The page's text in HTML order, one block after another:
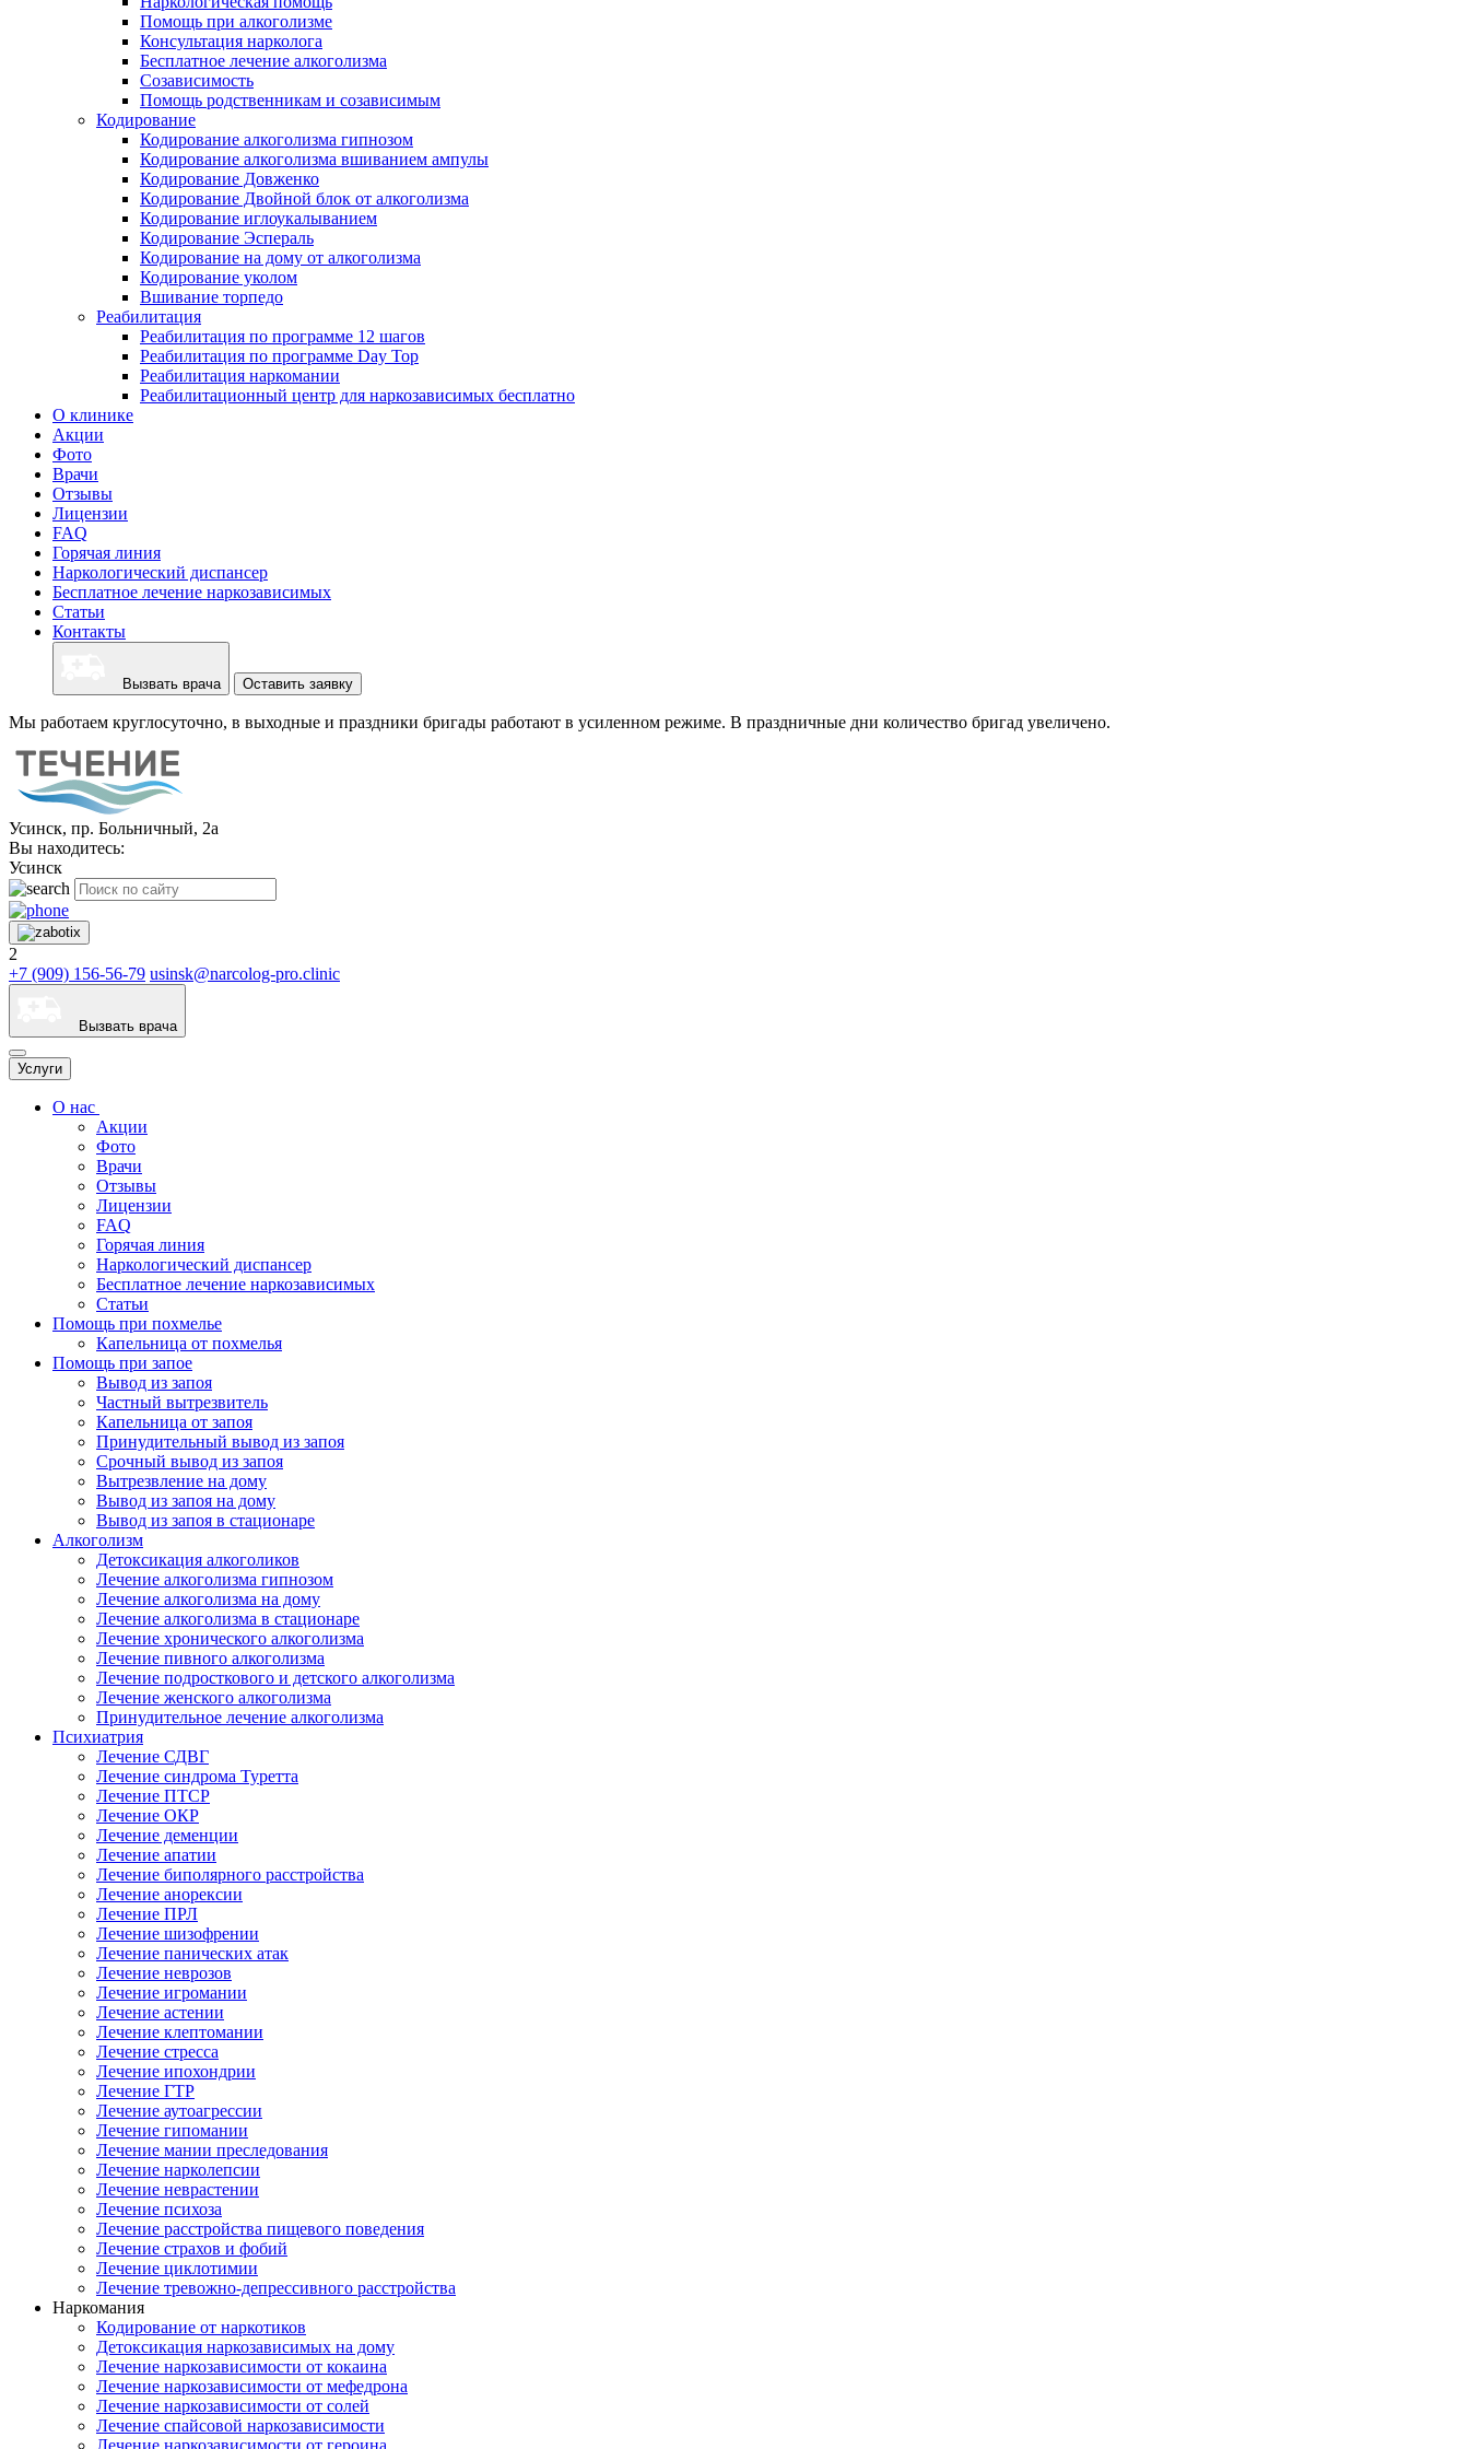
Помощь при алкоголизме
Консультация нарколога
Бесплатное лечение алкоголизма
Созависимость
Помощь родственникам и созависимым
Кодирование
Кодирование алкоголизма гипнозом
Кодирование алкоголизма вшиванием ампулы
Кодирование Довженко
Кодирование Двойной блок от алкоголизма
Кодирование иглоукалыванием
Кодирование Эспераль
Кодирование на дому от алкоголизма
Кодирование уколом
Вшивание торпедо
Реабилитация
Реабилитация по программе 12 шагов
Реабилитация по программе Day Top
Реабилитация наркомании
Реабилитационный центр для наркозависимых бесплатно
О клинике
Акции
Фото
Врачи
Отзывы
Лицензии
FAQ
Горячая линия
Наркологический диспансер
Бесплатное лечение наркозависимых
Статьи
Контакты
Вызвать врача Оставить заявку
Мы работаем круглосуточно, в выходные и праздники бригады работают в усиленном режиме. В праздничные дни количество бригад увеличено.
Усинск, пр. Больничный, 2а
Вы находитесь:
Усинск
2
+7 (909) 156-56-79 usinsk@narcolog-pro.clinic
Вызвать врача
Услуги
О нас
Акции
Фото
Врачи
Отзывы
Лицензии
FAQ
Горячая линия
Наркологический диспансер
Бесплатное лечение наркозависимых
Статьи
Помощь при похмелье
Капельница от похмелья
Помощь при запое
Вывод из запоя
Частный вытрезвитель
Капельница от запоя
Принудительный вывод из запоя
Срочный вывод из запоя
Вытрезвление на дому
Вывод из запоя на дому
Вывод из запоя в стационаре
Алкоголизм
Детоксикация алкоголиков
Лечение алкоголизма гипнозом
Лечение алкоголизма на дому
Лечение алкоголизма в стационаре
Лечение хронического алкоголизма
Лечение пивного алкоголизма
Лечение подросткового и детского алкоголизма
Лечение женского алкоголизма
Принудительное лечение алкоголизма
Психиатрия
Лечение СДВГ
Лечение синдрома Туретта
Лечение ПТСР
Лечение ОКР
Лечение деменции
Лечение апатии
Лечение биполярного расстройства
Лечение анорексии
Лечение ПРЛ
Лечение шизофрении
Лечение панических атак
Лечение неврозов
Лечение игромании
Лечение астении
Лечение клептомании
Лечение стресса
Лечение ипохондрии
Лечение ГТР
Лечение аутоагрессии
Лечение гипомании
Лечение мании преследования
Лечение нарколепсии
Лечение неврастении
Лечение психоза
Лечение расстройства пищевого поведения
Лечение страхов и фобий
Лечение циклотимии
Лечение тревожно-депрессивного расстройства
Наркомания
Кодирование от наркотиков
Детоксикация наркозависимых на дому
Лечение наркозависимости от кокаина
Лечение наркозависимости от мефедрона
Лечение наркозависимости от солей
Лечение спайсовой наркозависимости
Лечение наркозависимости от героина